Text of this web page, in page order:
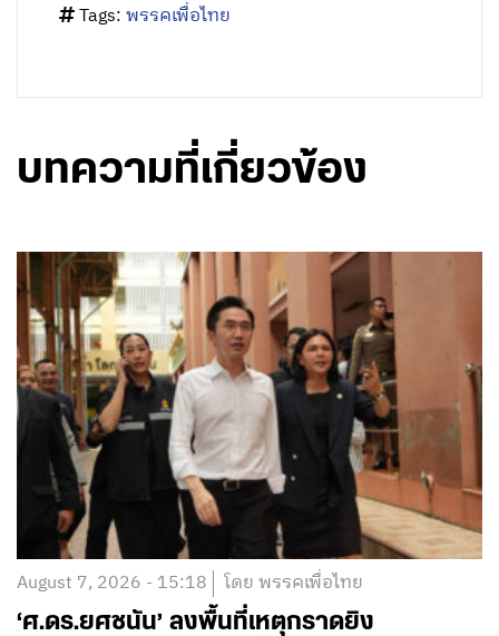
Tags:พรรคเพื่อไทย
บทความที่เกี่ยวข้อง
August 7, 2026 - 15:18 โดย พรรคเพื่อไทย
‘ศ.ดร.ยศชนัน’ ลงพื้นที่เหตุกราดยิง